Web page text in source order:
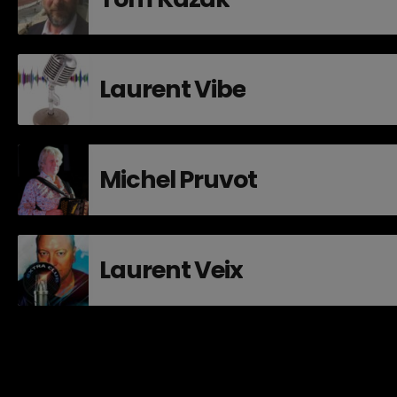
Laurent Vibe
Michel Pruvot
Laurent Veix